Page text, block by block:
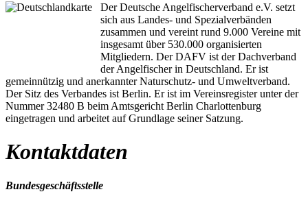
Der Deutsche Angelfischerverband e.V. setzt
sich aus Landes- und Spezialverbänden
zusammen und vereint rund 9.000 Vereine mit
insgesamt über 530.000 organisierten
Mitgliedern. Der DAFV ist der Dachverband
der Angelfischer in Deutschland. Er ist
gemeinnützig und anerkannter Naturschutz- und Umweltverband.
Der Sitz des Verbandes ist Berlin. Er ist im Vereinsregister unter der
Nummer 32480 B beim Amtsgericht Berlin Charlottenburg
eingetragen und arbeitet auf Grundlage seiner Satzung.
Kontaktdaten
Bundesgeschäftsstelle